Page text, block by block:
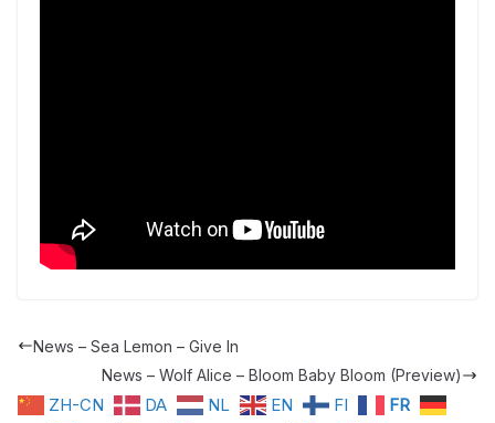
News – Sea Lemon – Give In
News – Wolf Alice – Bloom Baby Bloom (Preview)
ZH-CN DA NL EN FI
FR